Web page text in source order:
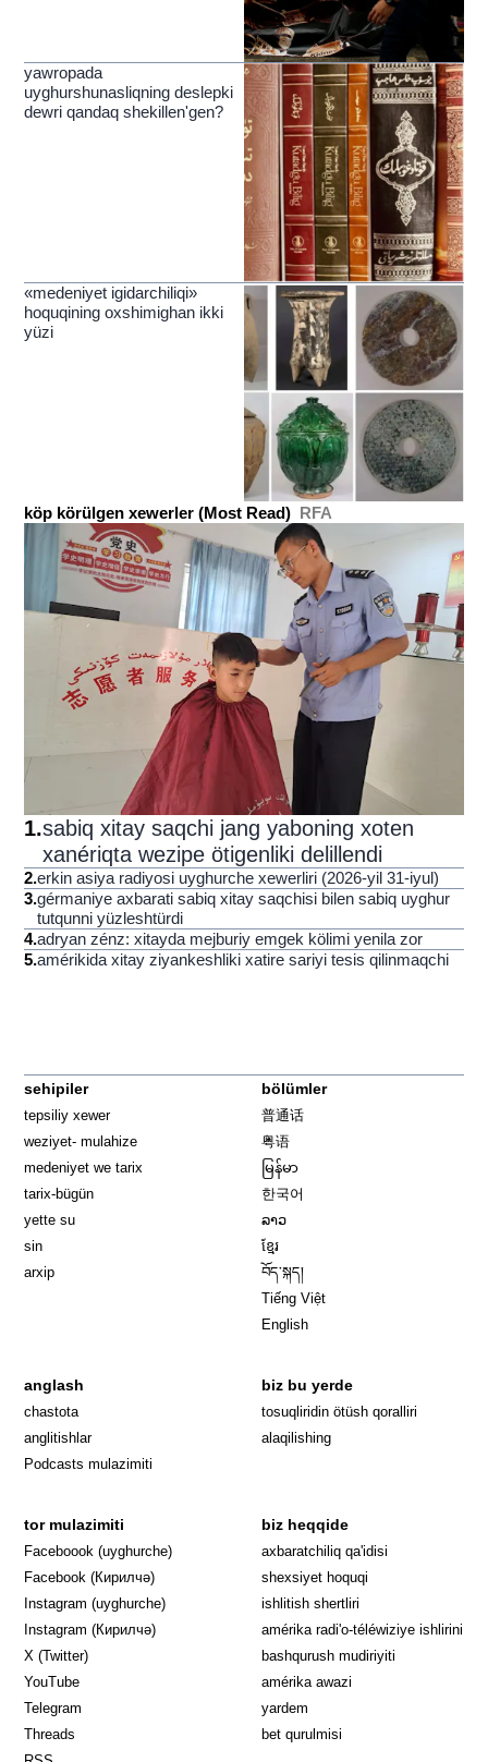
yawropada
uyghurshunasliqning deslepki
dewri qandaq shekillen'gen?
«medeniyet igidarchiliqi»
hoquqining oxshimighan ikki
yüzi
köp körülgen xewerler (Most Read) RFA
1.sabiq xitay saqchi jang yaboning xoten
xanériqta wezipe ötigenliki delillendi
2.erkin asiya radiyosi uyghurche xewerliri (2026-yil 31-iyul)
3.gérmaniye axbarati sabiq xitay saqchisi bilen sabiq uyghur
tutqunni yüzleshtürdi
4.adryan zénz: xitayda mejburiy emgek kölimi yenila zor
5.amérikida xitay ziyankeshliki xatire sariyi tesis qilinmaqchi
sehipiler
tepsiliy xewer
weziyet- mulahize
medeniyet we tarix
tarix-bügün
yette su
sin
arxip
bölümler
普通话
粤语
မြန်မာ
한국어
ລາວ
ខ្មែរ
བོད་སྐད།
Tiếng Việt
English
anglash
chastota
anglitishlar
Podcasts mulazimiti
biz bu yerde
tosuqliridin ötüsh qoralliri
alaqilishing
tor mulazimiti
Faceboook (uyghurche) Opens in new window
Facebook (Кирилчә) Opens in new window
Instagram (uyghurche) Opens in new window
Instagram (Кирилчә) Opens in new window
X (Twitter)
YouTube
Telegram
Threads
biz heqqide
axbaratchiliq qa'idisi
shexsiyet hoquqi
ishlitish shertliri
amérika radi'o-téléwiziye ishlirini
bashqurush mudiriyiti
amérika awazi
yardem
bet qurulmisi